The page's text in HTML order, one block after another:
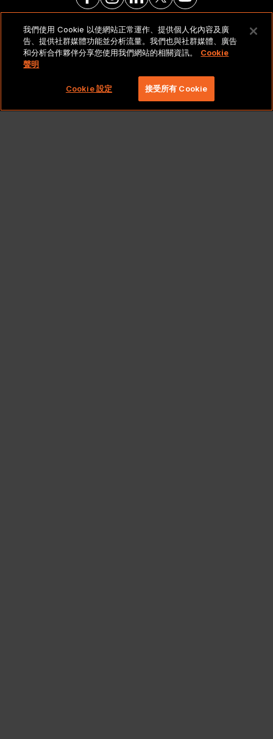
法律聲明與政策
Copyright 2026 Lionbridge Technologies, LLC. 著作
權所有，並保留一切權利。
我們使用 Cookie 以使網站正常運作、提供個人化內容及廣
告、提供社群媒體功能並分析流量。我們也與社群媒體、廣告
和分析合作夥伴分享您使用我們網站的相關資訊。
Cookie
聲明
Cookie 設定 接受所有 Cookie